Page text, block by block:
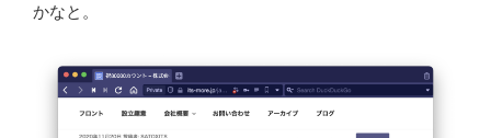
かなと。